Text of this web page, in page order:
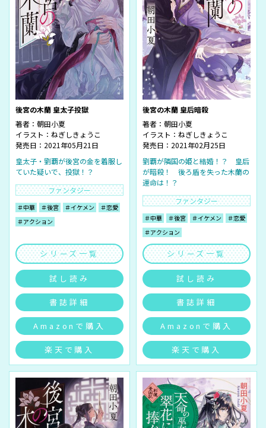
後宮の木蘭 皇太子投獄
著者： 朝田小夏
イラスト： ねぎしきょうこ
発売日：2021年05月21日
皇太子・劉覇が後宮の金を着服し
ていた疑いで、投獄！？
ファンタジー
＃中華 ＃後宮 ＃イケメン
＃恋愛
＃アクション
シリーズ一覧
試し読み
書誌詳細
Amazonで購入
楽天で購入
後宮の木蘭 皇后暗殺
著者： 朝田小夏
イラスト： ねぎしきょうこ
発売日：2021年02月25日
劉覇が隣国の姫と結婚！？ 皇后
が暗殺！ 後ろ盾を失った木蘭の
運命は！？
ファンタジー
＃中華 ＃後宮 ＃イケメン
＃恋愛
＃アクション
シリーズ一覧
試し読み
書誌詳細
Amazonで購入
楽天で購入